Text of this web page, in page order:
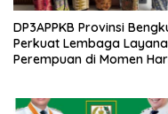
DP3APPKB Provinsi
Perkuat Lembaga
Perempuan di Momen